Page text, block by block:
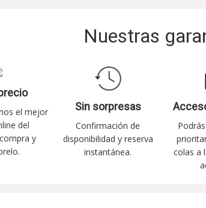
Nuestras
el mejor
del
y
Sin sorpresas
Confirmación de
disponibilidad y reserva
instantánea.
colas a